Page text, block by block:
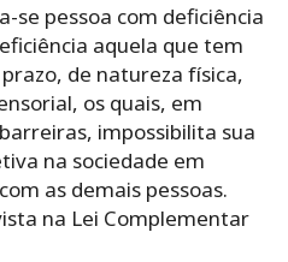
se pessoa com deficiência
aquela que tem
de natureza física,
os quais, em
impossibilita sua
na sociedade em
as demais pessoas.
na Lei Complementar